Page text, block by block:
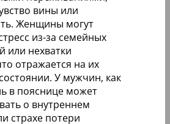
вины или
Женщины могут
из-за семейных
или нехватки
отражается на их
У мужчин, как
в пояснице может
о внутреннем
страхе потери